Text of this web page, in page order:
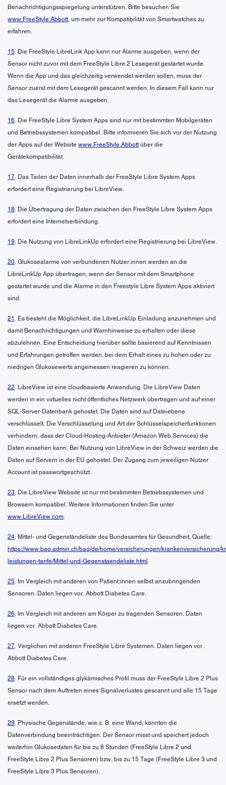
Benachrichtigungsspiegelung unterstützen. Bitte besuchen Sie
www.FreeStyle.Abbott, um mehr zur Kompatibilität von Smartwatches zu
erfahren.
15. Die FreeStyle LibreLink App kann nur Alarme ausgeben, wenn der
Sensor nicht zuvor mit dem FreeStyle Libre 2 Lesegerät gestartet wurde.
Wenn die App und das gleichzeitig verwendet werden sollen, muss der
Sensor zuerst mit dem Lesegerät gescannt werden. In diesem Fall kann nur
das Lesegerät die Alarme ausgeben.
16. Die FreeStyle Libre System Apps sind nur mit bestimmten Mobilgeräten
und Betriebssystemen kompatibel. Bitte informieren Sie sich vor der Nutzung
der Apps auf der Website www.FreeStyle.Abbott über die
Gerätekompatibilität.
17. Das Teilen der Daten innerhalb der FreeStyle Libre System Apps
erfordert eine Registrierung bei LibreView.
18. Die Übertragung der Daten zwischen den FreeStyle Libre System Apps
erfordert eine Internetverbindung.
19. Die Nutzung von LibreLinkUp erfordert eine Registrierung bei LibreView.
20. Glukosealarme von verbundenen Nutzer:innen werden an die
LibreLinkUp App übertragen, wenn der Sensor mit dem Smartphone
gestartet wurde und die Alarme in den Freestyle Libre System Apps aktiviert
sind.
21 . Es besteht die Möglichkeit, die LibreLinkUp Einladung anzunehmen und
damit Benachrichtigungen und Warnhinweise zu erhalten oder diese
abzulehnen. Eine Entscheidung hierüber sollte basierend auf Kenntnissen
und Erfahrungen getroffen werden, bei dem Erhalt eines zu hohen oder zu
niedrigen Glukosewerts angemessen reagieren zu können.
22. LibreView ist eine cloudbasierte Anwendung. Die LibreView Daten
werden in ein virtuelles nicht öffentliches Netzwerk übertragen und auf einer
SQL-Server-Datenbank gehostet. Die Daten sind auf Dateiebene
verschlüsselt. Die Verschlüsselung und Art der Schlüsselspeicherfunktionen
verhindern, dass der Cloud-Hosting-Anbieter (Amazon Web Services) die
Daten einsehen kann. Bei Nutzung von LibreView in der Schweiz werden die
Daten auf Servern in der EU gehostet. Der Zugang zum jeweiligen Nutzer
Account ist passwortgeschützt.
23. Die LibreView Website ist nur mit bestimmten Betriebssystemen und
Browsern kompatibel. Weitere Informationen finden Sie unter
www.LibreView.com.
24. Mittel- und Gegenständeliste des Bundesamtes für Gesundheit, Quelle:
https://www.bag.admin.ch/bag/de/home/versicherungen/krankenversicherung/
leistungen-tarife/Mittel-und-Gegenstaendeliste.html
25. Im Vergleich mit anderen von Patient:innen selbst anzubringenden
Sensoren. Daten liegen vor. Abbott Diabetes Care.
26. Im Vergleich mit anderen am Körper zu tragenden Sensoren. Daten
liegen vor. Abbott Diabetes Care.
27. Verglichen mit anderen FreeStyle Libre Systemen. Daten liegen vor.
Abbott Diabetes Care.
28. Für ein vollständiges glykämisches Profil muss der FreeStyle Libre 2 Plus
Sensor nach dem Auftreten eines Signalverlustes gescannt und alle 15 Tage
ersetzt werden.
29. Physische Gegenstände, wie z. B. eine Wand, könnten die
Datenverbindung beeinträchtigen. Der Sensor misst und speichert jedoch
weiterhin Glukosedaten für bis zu 8 Stunden (FreeStyle Libre 2 und
FreeStyle Libre 2 Plus Sensoren) bzw. bis zu 15 Tage (FreeStyle Libre 3 und
FreeStyle Libre 3 Plus Sensoren).